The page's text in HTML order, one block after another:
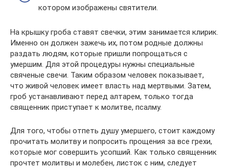
котором изображены святители.
На крышку гроба ставят свечки, этим занимается клирик.
Именно он должен зажечь их, потом родные должны
раздать людям, которые пришли попрощаться с
умершим. Для этой процедуры нужны специальные
свяченые свечи. Таким образом человек показывает,
что живой человек имеет власть над мертвыми. Затем,
гроб устанавливают перед алтарем, только тогда
священник приступает к молитве, псалму.
Для того, чтобы отпеть душу умершего, стоит каждому
прочитать молитву и попросить прощения за все грехи,
которые мог совершить усопший. Как только священник
прочтет молитвы и молебен, листок с ним, следует